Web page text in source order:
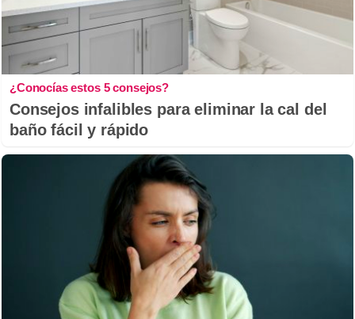
¿Conocías estos 5 consejos?
Consejos infalibles para eliminar la cal del
baño fácil y rápido